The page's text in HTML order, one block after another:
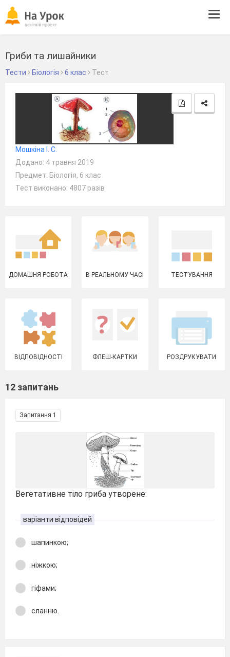
Гриби та лишайники
Тести Біологія 6 клас Тест
Мошкіна І. С.
Додано: 4 травня 2019
Предмет: Біологія, 6 клас
Тест виконано: 4807 разів
ДОМАШНЯ РОБОТА В РЕАЛЬНОМУ ЧАСІ ТЕСТУВАННЯ
ВІДПОВІДНОСТІ ФЛЕШ-КАРТКИ РОЗДРУКУВАТИ
12 запитань
Запитання 1
Вегетативне тіло гриба утворене:
варіанти відповідей
шапинкою;
ніжкою;
гіфами;
сланню.